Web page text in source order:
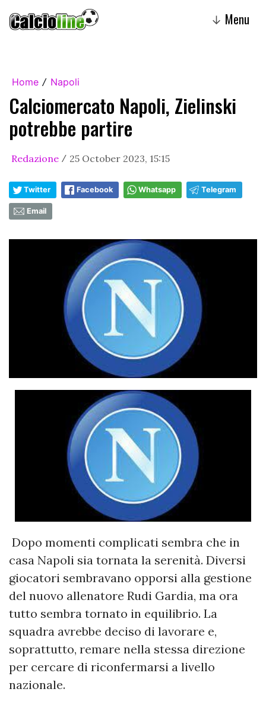
↓ Menu
Home / Napoli
Calciomercato Napoli, Zielinski
potrebbe partire
Redazione / 25 October 2023, 15:15
Twitter Facebook Whatsapp Telegram
Email
Dopo momenti complicati sembra che in
casa Napoli sia tornata la serenità. Diversi
giocatori sembravano opporsi alla gestione
del nuovo allenatore Rudi Gardia, ma ora
tutto sembra tornato in equilibrio. La
squadra avrebbe deciso di lavorare e,
soprattutto, remare nella stessa direzione
per cercare di riconfermarsi a livello
nazionale.